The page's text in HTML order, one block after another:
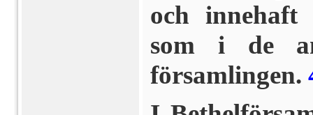
och innehaft
som i de
församlingen.